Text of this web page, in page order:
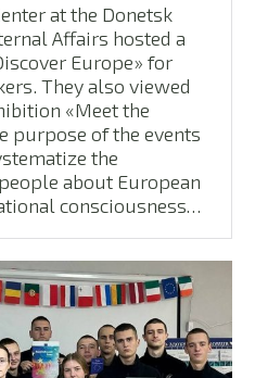
at the Donetsk
Affairs hosted a
Europe» for
They also viewed
«Meet the
purpose of the events
the
about European
consciousness…